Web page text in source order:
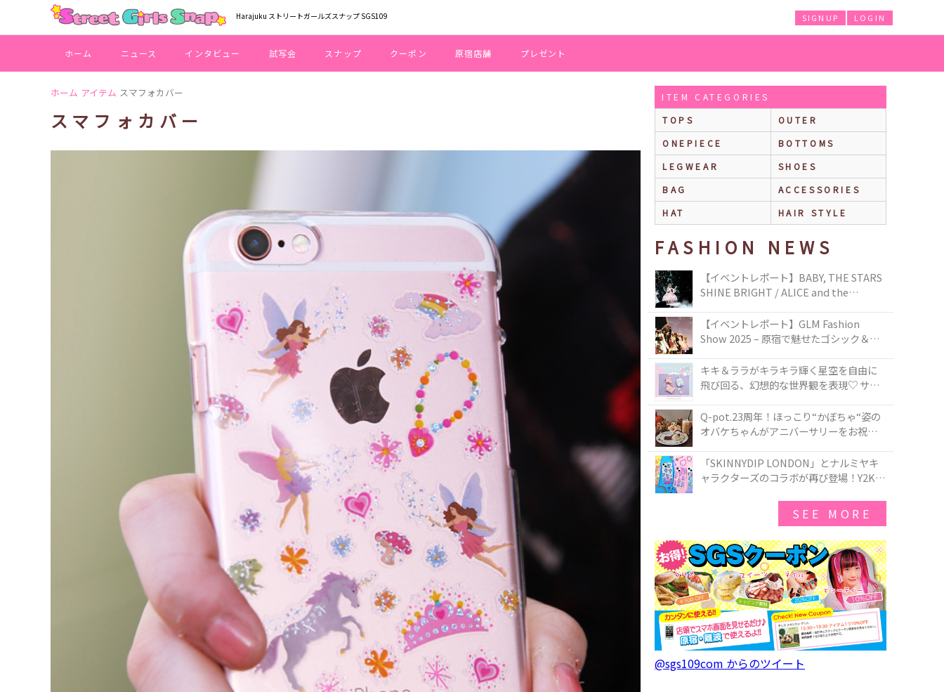
Harajuku ストリートガールズスナップ SGS109 LOGIN
SIGNUP
ホーム ニュース インタビュー 試写会 スナップ クーポン 原宿店舗 プレゼント
ホーム アイテム スマフォカバー
スマフォカバー
ITEM CATEGORIES
TOPS
OUTER
ONEPIECE
BOTTOMS
LEGWEAR
SHOES
BAG
ACCESSORIES
HAT
HAIR STYLE
FASHION NEWS
【イベントレポート】BABY, THE STARS
SHINE BRIGHT / ALICE and the
TOKYO
【イベントレポート】GLM Fashion
Show 2025 – 原宿で魅せたゴシック＆ロ
キキ＆ララがキラキラ輝く星空を自由に
飛び回る、幻想的な世界観を表現♡ サマ
50周年アニバーサリーイヤー』を記念し
たコレクションが登場
Q-pot.23周年！ほっこり“かぼちゃ“姿の
オバケちゃんがアニバーサリーをお祝い
ー」が新発売！Q-pot CAFE.では「かぼち
ゃのオバケーキプレート」も登場
「SKINNYDIP LONDON」とナルミヤキ
ャラクターズのコラボが再び登場！Y2Kム
SEE MORE
@sgs109com からのツイート